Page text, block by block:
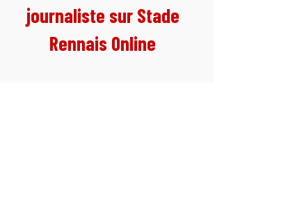
journaliste sur Stade
Rennais Online